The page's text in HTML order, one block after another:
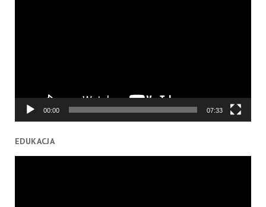
00:00 07:33
EDUKACJA